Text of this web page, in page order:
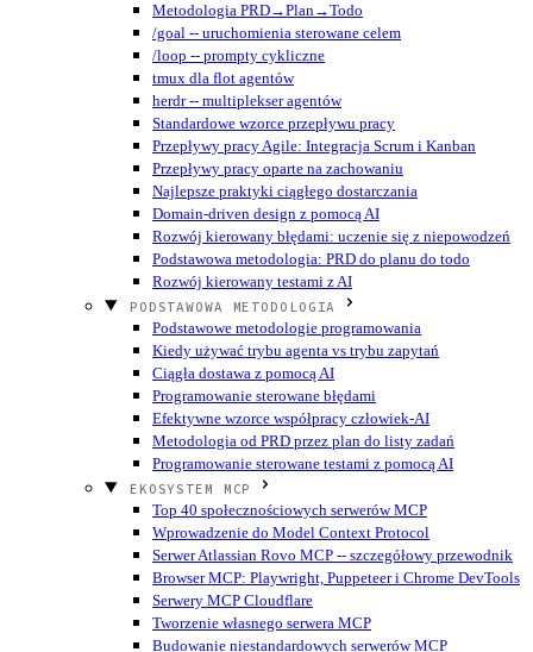
Metodologia PRD→Plan→Todo
/goal -- uruchomienia sterowane celem
/loop -- prompty cykliczne
tmux dla flot agentów
herdr -- multiplekser agentów
Standardowe wzorce przepływu pracy
Przepływy pracy Agile: Integracja Scrum i Kanban
Przepływy pracy oparte na zachowaniu
Najlepsze praktyki ciągłego dostarczania
Domain-driven design z pomocą AI
Rozwój kierowany błędami: uczenie się z niepowodzeń
Podstawowa metodologia: PRD do planu do todo
Rozwój kierowany testami z AI
PODSTAWOWA METODOLOGIA
Podstawowe metodologie programowania
Kiedy używać trybu agenta vs trybu zapytań
Ciągła dostawa z pomocą AI
Programowanie sterowane błędami
Efektywne wzorce współpracy człowiek-AI
Metodologia od PRD przez plan do listy zadań
Programowanie sterowane testami z pomocą AI
EKOSYSTEM MCP
Top 40 społecznościowych serwerów MCP
Wprowadzenie do Model Context Protocol
Serwer Atlassian Rovo MCP -- szczegółowy przewodnik
Browser MCP: Playwright, Puppeteer i Chrome DevTools
Serwery MCP Cloudflare
Tworzenie własnego serwera MCP
Budowanie niestandardowych serwerów MCP